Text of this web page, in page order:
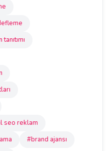
seo reklam
#brand ajansı